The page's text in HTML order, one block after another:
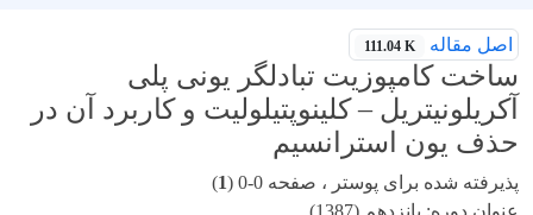
اصل مقاله 111.04 K
ساخت کامپوزیت تبادلگر یونی پلی
آکریلونیتریل – کلینوپتیلولیت و کاربرد آن در
حذف یون استرانسیم
پذیرفته شده برای پوستر ، صفحه 0-0 ( 1
)
عنوان دوره: پانزدهم (1387)